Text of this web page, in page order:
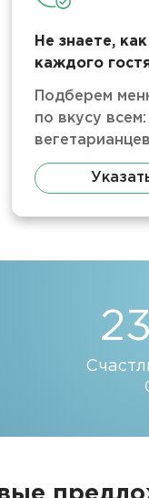
Не знаете,
каждого
Подберем
по вкусу